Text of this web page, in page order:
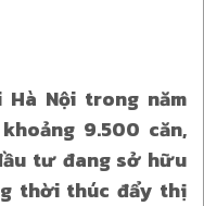
Nội trong năm
9.500 căn,
tư đang sở hữu
thời thúc đẩy thị